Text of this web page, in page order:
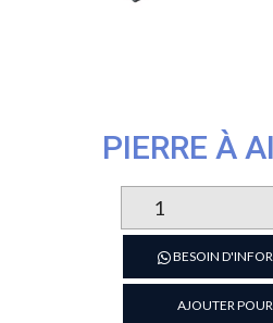
PIERRE À
de
à
BESOIN
AJOUTER